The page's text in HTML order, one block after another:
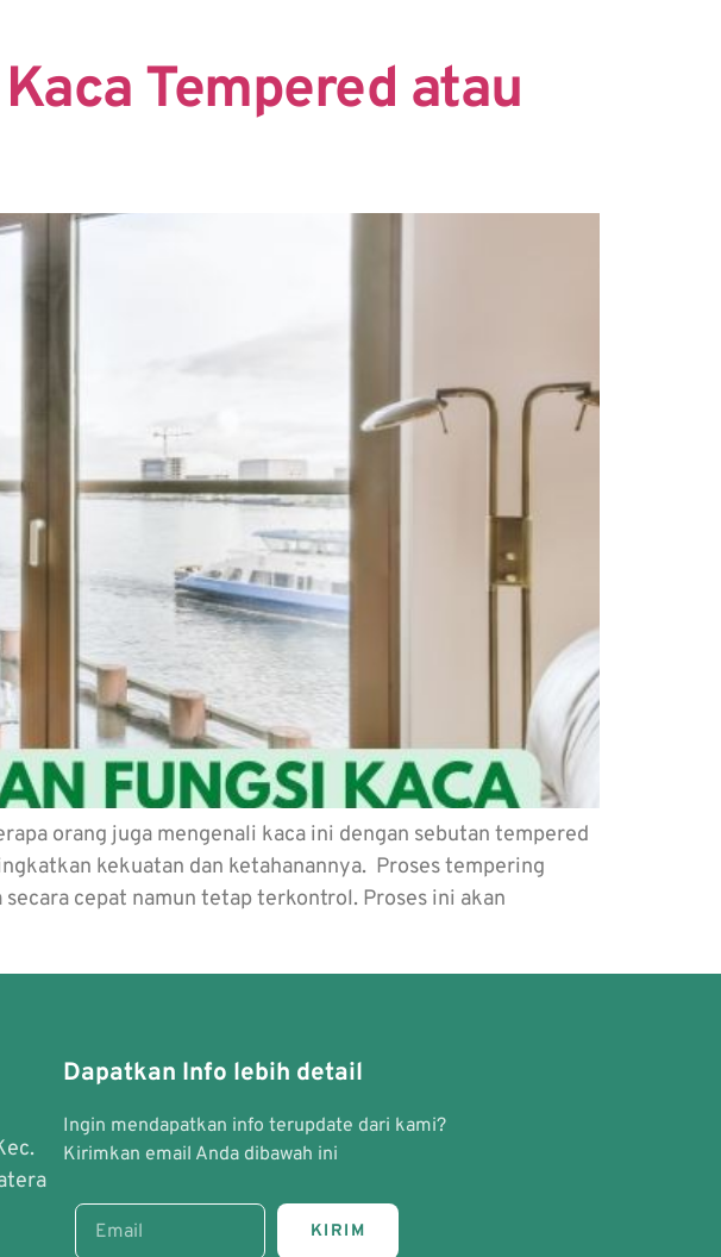
Tempered atau
orang juga mengenali kaca ini dengan sebutan tempered
kekuatan dan ketahanannya. Proses tempering
cepat namun tetap terkontrol. Proses ini akan
Dapatkan Info lebih detail
Ingin mendapatkan info terupdate dari kami?
Kirimkan email Anda dibawah ini
KIRIM